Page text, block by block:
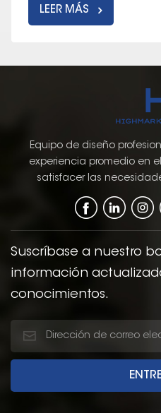
LEER MÁS
Equipo de diseño
experiencia promedio en
satisfacer las
Suscríbase a nuestro
información
conocimientos.